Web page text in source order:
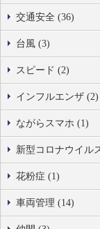
交通安全 (36)
台風 (3)
スピード (2)
インフルエンザ (2)
ながらスマホ (1)
新型コロナウイル
花粉症 (1)
車両管理 (14)